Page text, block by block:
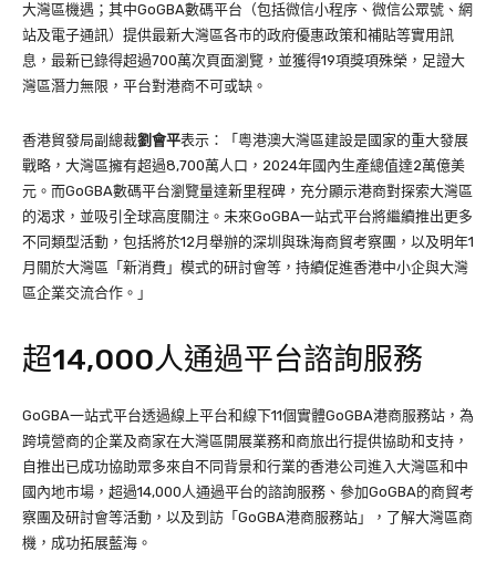
大灣區機遇；其中GoGBA數碼平台（包括微信小程序、微信公眾號、網
站及電子通訊）提供最新大灣區各市的政府優惠政策和補貼等實用訊
息，最新已錄得超過700萬次頁面瀏覽，並獲得19項獎項殊榮，足證大
灣區潛力無限，平台對港商不可或缺。
香港貿發局副總裁劉會平表示：「粵港澳大灣區建設是國家的重大發展
戰略，大灣區擁有超過8,700萬人口，2024年國內生產總值達2萬億美
元。而GoGBA數碼平台瀏覽量達新里程碑，充分顯示港商對探索大灣區
的渴求，並吸引全球高度關注。未來GoGBA一站式平台將繼續推出更多
不同類型活動，包括將於12月舉辦的深圳與珠海商貿考察團，以及明年1
月關於大灣區「新消費」模式的研討會等，持續促進香港中小企與大灣
區企業交流合作。」
超14,000人通過平台諮詢服務
GoGBA一站式平台透過線上平台和線下11個實體GoGBA港商服務站，為
跨境營商的企業及商家在大灣區開展業務和商旅出行提供協助和支持，
自推出已成功協助眾多來自不同背景和行業的香港公司進入大灣區和中
國內地市場，超過14,000人通過平台的諮詢服務、參加GoGBA的商貿考
察團及研討會等活動，以及到訪「GoGBA港商服務站」，了解大灣區商
機，成功拓展藍海。